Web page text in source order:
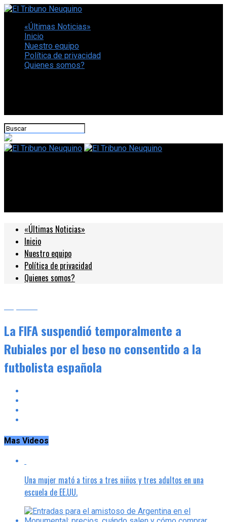
«Últimas Noticias»
Inicio
Nuestro equipo
Política de privacidad
Quienes somos?
«Últimas Noticias»
Inicio
Nuestro equipo
Política de privacidad
Quienes somos?
La FIFA suspendió temporalmente a
Rubiales por el beso no consentido a la
futbolista española
Mas Videos
Una mujer mató a tiros a tres niños y tres adultos en una
escuela de EE.UU.